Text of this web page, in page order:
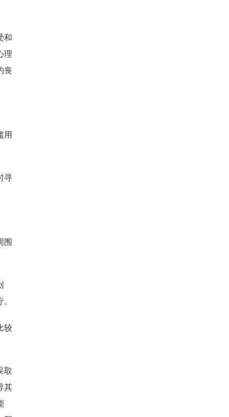
和
理
丧
用
寻
围
较
取
其